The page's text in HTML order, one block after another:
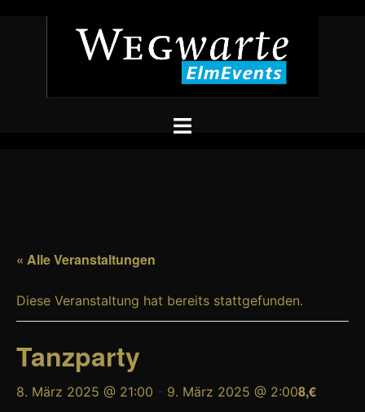
Menü
« Alle Veranstaltungen
Diese Veranstaltung hat bereits stattgefunden.
Tanzparty
8. März 2025 @ 21:00 - 9. März 2025 @ 2:008,€